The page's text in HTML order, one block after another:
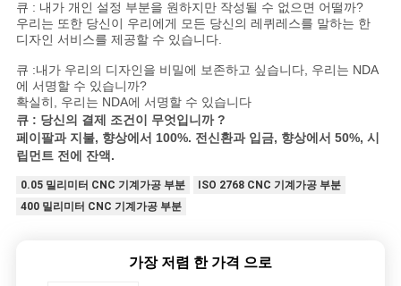
큐 : 내가 개인 설정 부분을 원하지만 작성될 수 없으면 어떨까?
우리는 또한 당신이 우리에게 모든 당신의 레퀴레스를 말하는 한
디자인 서비스를 제공할 수 있습니다.
큐 :내가 우리의 디자인을 비밀에 보존하고 싶습니다, 우리는 NDA
에 서명할 수 있습니까?
확실히, 우리는 NDA에 서명할 수 있습니다
큐 : 당신의 결제 조건이 무엇입니까 ?
페이팔과 지불, 향상에서 100%. 전신환과 입금, 향상에서 50%, 시
립먼트 전에 잔액.
0.05 밀리미터 CNC 기계가공 부분
ISO 2768 CNC 기계가공 부분
400 밀리미터 CNC 기계가공 부분
가장 저렴 한 가격 으로